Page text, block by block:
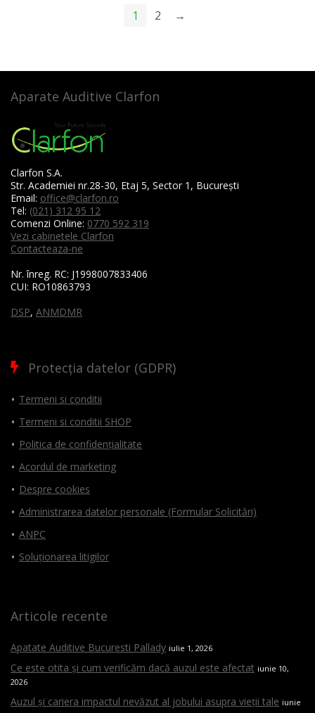
1 2 →
Aparate Auditive Clarfon
Clarfon S.A.
Str. Academiei nr.28-30, Etaj 5, Sector 1, București
Email: office@clarfon.ro
Tel: (021) 312 95 12
Comenzi Online: 0770 592 319
Vezi cabinetele Clarfon
Contacteaza-ne
Nr. înreg. RC: J1998007833406
CUI: RO10863793
DSP, ANMDMR
Protecția datelor (GDPR)
Termeni si conditii
Termeni si conditii SHOP
Politica de confidențialitate
Acordul de marketing
Despre cookies
Administrarea datelor personale (Formular Solicitări)
ANPC
Soluționarea litigilor
Articole recente
Apatate Auditive Bucuresti Pallady iulie 1, 2026
Ce este otita și cum verificăm dacă auzul este afectat iunie 10,
2026
Auzul și cariera impactul nevăzut al jobului asupra vieții tale iunie